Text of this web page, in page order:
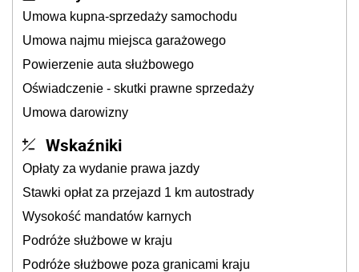
Umowa kupna-sprzedaży samochodu
Umowa najmu miejsca garażowego
Powierzenie auta służbowego
Oświadczenie - skutki prawne sprzedaży
Umowa darowizny
Wskaźniki
Opłaty za wydanie prawa jazdy
Stawki opłat za przejazd 1 km autostrady
Wysokość mandatów karnych
Podróże służbowe w kraju
Podróże służbowe poza granicami kraju